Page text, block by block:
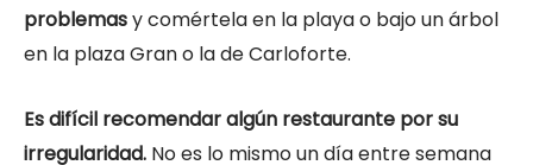
problemasy comértela en la playa o bajo un árbol
en la plaza Gran o la de Carloforte.
Es difícil recomendar algún restaurante por su
irregularidad. No es lo mismo un día entre semana